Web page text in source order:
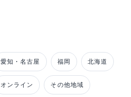
愛知・名古屋 福岡 北海道
オンライン その他地域